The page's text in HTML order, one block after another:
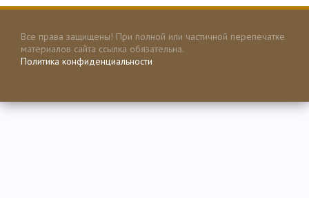
Все права защищены! При полной или частичной перепечатке
материалов сайта ссылка обязательна.
Политика конфиденциальности